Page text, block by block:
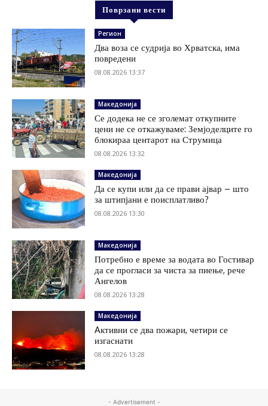
Поврзани вести
Регион
Два воза се судрија во Хрватска, има
повредени
08.08.2026 13:37
Македонија
Се додека не се зголемат откупните
цени не се откажуваме: Земјоделците го
блокираа центарот на Струмица
08.08.2026 13:32
Македонија
Да се купи или да се прави ајвар – што
за штипјани е поисплатливо?
08.08.2026 13:30
Македонија
Потребно е време за водата во Гостивар
да се прогласи за чиста за пиење, рече
Ангелов
08.08.2026 13:28
Македонија
Aктивни се два пожари, четири се
изгаснати
08.08.2026 13:28
- Advertisement -